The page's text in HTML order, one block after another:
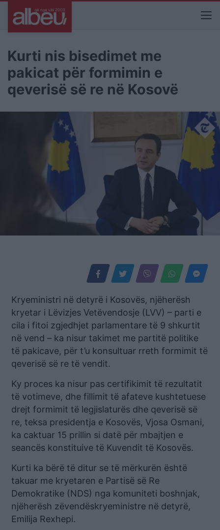
Kurti nis bisedimet me
pakicat për formimin e
qeverisë së re në Kosovë
Kryeministri në detyrë i Kosovës, njëherësh
kryetar i Lëvizjes Vetëvendosje (LVV) – parti e
cila i fitoi zgjedhjet parlamentare të 9 shkurtit
në vend – ka nisur takimet me partitë politike
të pakicave, për t’u konsultuar rreth formimit të
qeverisë së re të vendit.
Ky proces ka nisur pas certifikimit të rezultatit
të votimeve, dhe fillimit të afateve kushtetuese
drejt formimit të legjislaturës dhe qeverisë së
re, teksa presidentja e Kosovës, Vjosa Osmani,
ka caktuar 15 prillin si datë për mbajtjen e
seancës konstituive të Kuvendit të Kosovës.
Kurti ka bërë të ditur se të mërkurën është
takuar me kryetaren e Partisë së Re
Demokratike (NDS) nga komuniteti boshnjak,
njëherësh zëvendëskryeministre në detyrë,
Emilija Rexhepi.